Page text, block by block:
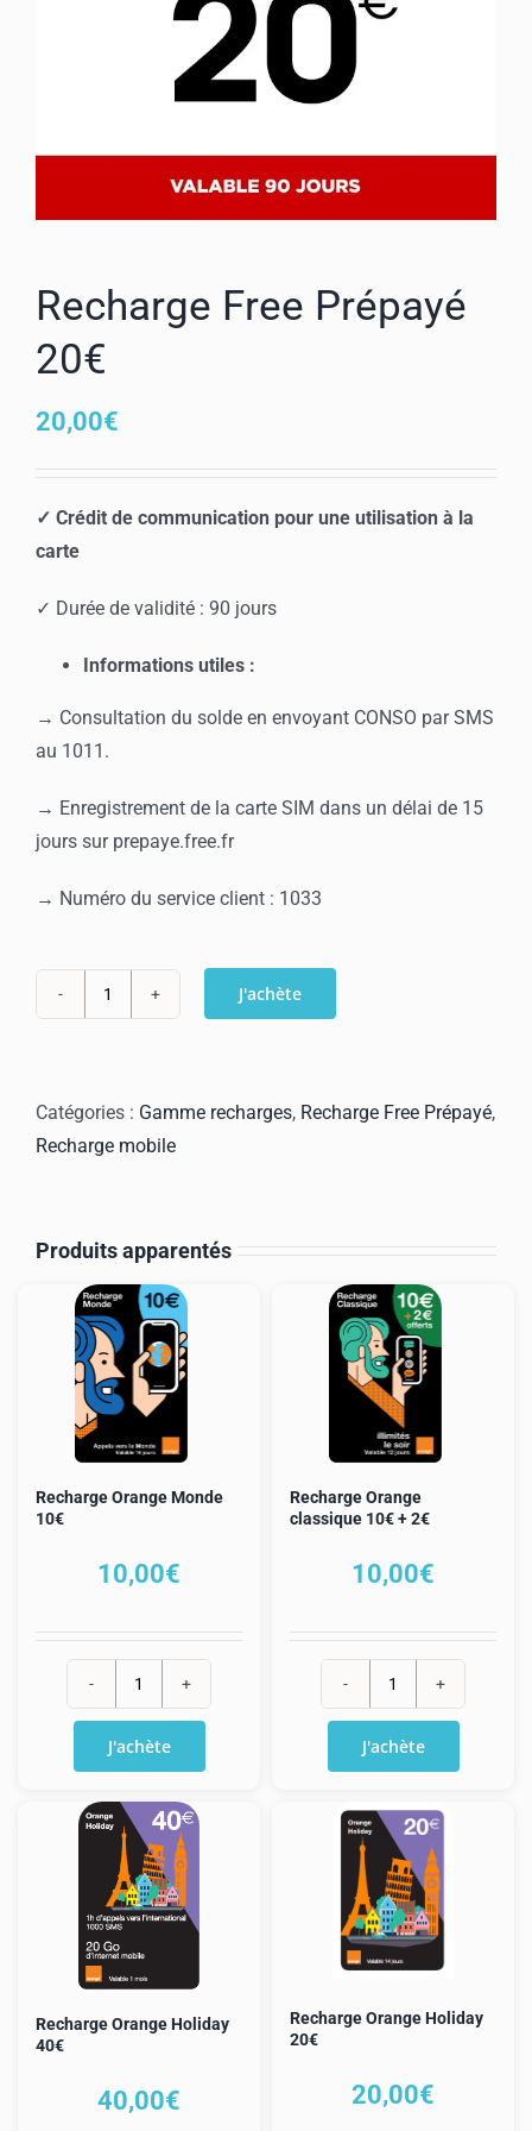
Recharge Free Prépayé
20€
20,00€
✓ Crédit de communication pour une utilisation à la
carte
✓ Durée de validité : 90 jours
Informations utiles :
→ Consultation du solde en envoyant CONSO par SMS
au 1011.
→ Enregistrement de la carte SIM dans un délai de 15
jours sur prepaye.free.fr
→ Numéro du service client : 1033
Free
Prépayé
J'achète
Catégories : Gamme recharges, Recharge Free Prépayé,
Recharge mobile
Produits apparentés
Recharge Orange Monde
10€
10,00€
Recharge
Orange
Monde
10€
J'achète
Recharge Orange
classique 10€ + 2€
10,00€
Recharge
classique
10€
+
2€
J'achète
Recharge Orange Holiday
40€
40,00€
Recharge Orange Holiday
20€
20,00€